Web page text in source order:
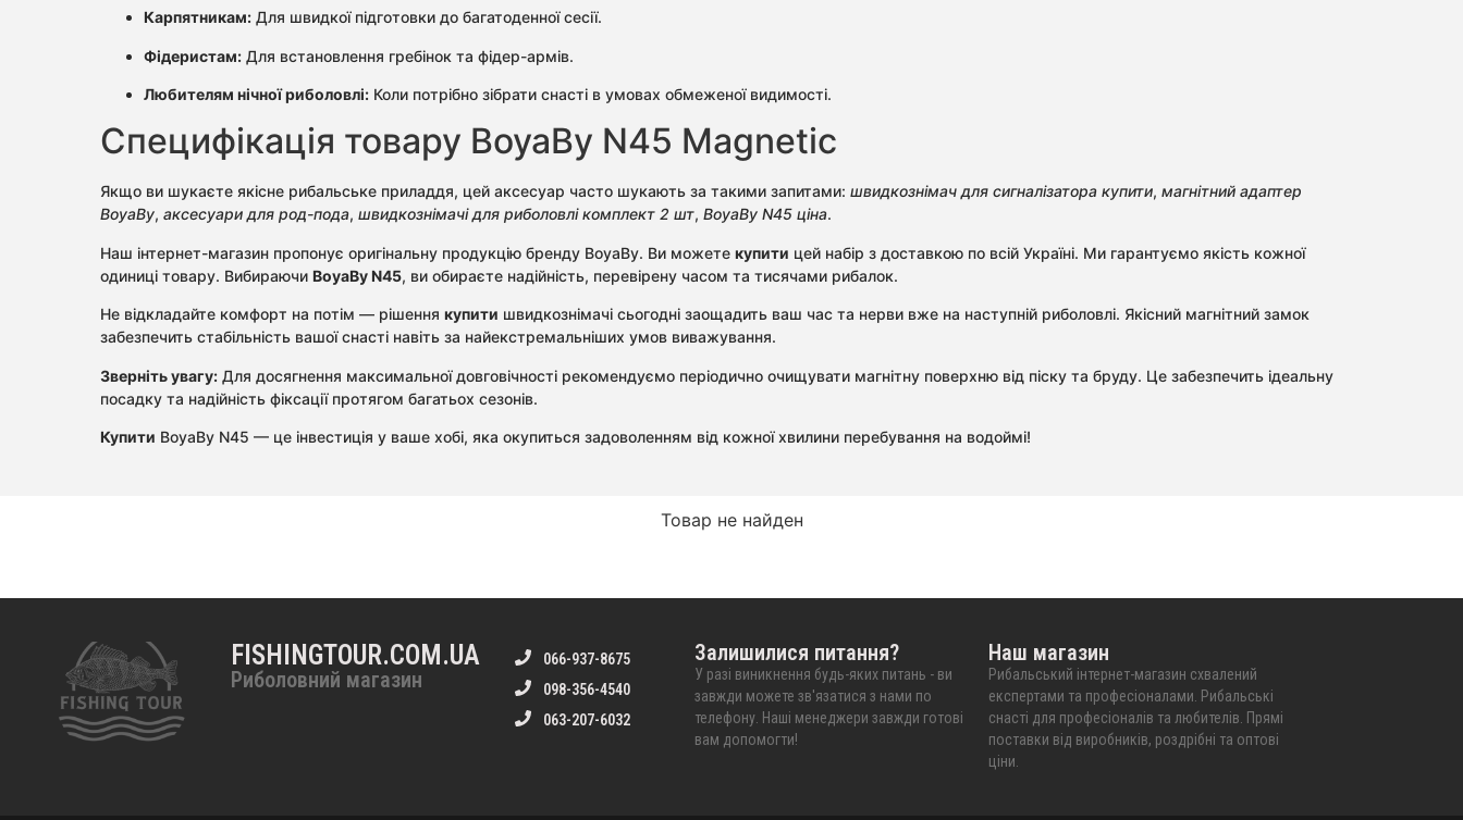
Карпятникам: Для швидкої підготовки до багатоденної сесії.
Фідеристам: Для встановлення гребінок та фідер-армів.
Любителям нічної риболовлі: Коли потрібно зібрати снасті в умовах обмеженої видимості.
Специфікація товару BoyaBy N45 Magnetic
Якщо ви шукаєте якісне рибальське приладдя, цей аксесуар часто шукають за такими запитами: швидкознімач для сигналізатора купити, магнітний адаптер
BoyaBy, аксесуари для род-пода, швидкознімачі для риболовлі комплект 2 шт, BoyaBy N45 ціна.
Наш інтернет-магазин пропонує оригінальну продукцію бренду BoyaBy. Ви можете купити цей набір з доставкою по всій Україні. Ми гарантуємо якість кожної
одиниці товару. Вибираючи BoyaBy N45, ви обираєте надійність, перевірену часом та тисячами рибалок.
Не відкладайте комфорт на потім — рішення купити швидкознімачі сьогодні заощадить ваш час та нерви вже на наступній риболовлі. Якісний магнітний замок
забезпечить стабільність вашої снасті навіть за найекстремальніших умов виважування.
Зверніть увагу: Для досягнення максимальної довговічності рекомендуємо періодично очищувати магнітну поверхню від піску та бруду. Це забезпечить ідеальну
посадку та надійність фіксації протягом багатьох сезонів.
Купити BoyaBy N45 — це інвестиція у ваше хобі, яка окупиться задоволенням від кожної хвилини перебування на водоймі!
Товар не найден
FISHINGTOUR.COM.UA
Риболовний магазин
066-937-8675
098-356-4540
063-207-6032
Залишилися питання?
У разі виникнення будь-яких питань - ви
завжди можете зв'язатися з нами по
телефону. Наші менеджери завжди готові
вам допомогти!
Наш магазин
Рибальський інтернет-магазин схвалений
експертами та професіоналами. Рибальські
снасті для професіоналів та любителів. Прямі
поставки від виробників, роздрібні та оптові
ціни.